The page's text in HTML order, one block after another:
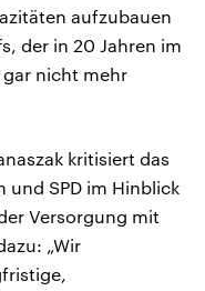
aufzubauen
der in 20 Jahren im
nicht mehr
kritisiert das
und SPD im Hinblick
Versorgung mit
„Wir